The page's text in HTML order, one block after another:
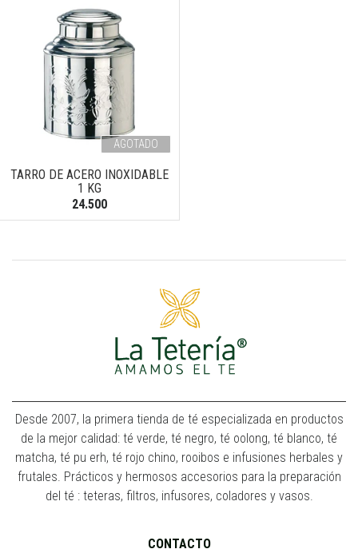
AGOTADO
TARRO DE ACERO INOXIDABLE
1 KG
24.500
Desde 2007, la primera tienda de té especializada en productos
de la mejor calidad: té verde, té negro, té oolong, té blanco, té
matcha, té pu erh, té rojo chino, rooibos e infusiones herbales y
frutales. Prácticos y hermosos accesorios para la preparación
del té : teteras, filtros, infusores, coladores y vasos.
CONTACTO